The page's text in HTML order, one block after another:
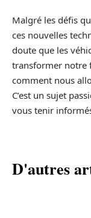
Malgré les défis
ces nouvelles
doute que les
transformer notre
comment nous
C’est un sujet
vous tenir
D'autres